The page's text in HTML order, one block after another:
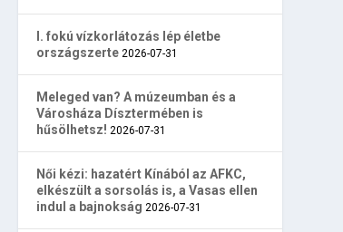
I. fokú vízkorlátozás lép életbe
országszerte 2026-07-31
Meleged van? A múzeumban és a
Városháza Dísztermében is
hűsölhetsz! 2026-07-31
Női kézi: hazatért Kínából az AFKC,
elkészült a sorsolás is, a Vasas ellen
indul a bajnokság 2026-07-31